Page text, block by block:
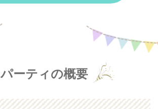
パーティの概要